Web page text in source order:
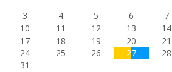
3
4 5 6 7
10
11 12 13 14
17
18 19 20 21
24
25 26 27 28
31